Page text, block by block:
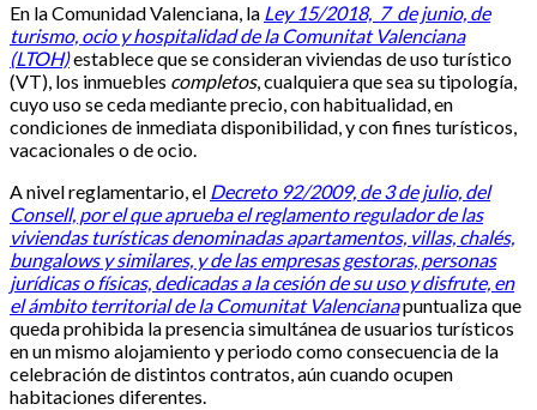
En la Comunidad Valenciana, la Ley 15/2018, 7 de junio, de
turismo, ocio y hospitalidad de la Comunitat Valenciana
(LTOH)establece que se consideran viviendas de uso turístico
(VT), los inmuebles completos, cualquiera que sea su tipología,
cuyo uso se ceda mediante precio, con habitualidad, en
condiciones de inmediata disponibilidad, y con fines turísticos,
vacacionales o de ocio.
A nivel reglamentario, el Decreto 92/2009, de 3 de julio, del
Consell, por el que aprueba el reglamento regulador de las
viviendas turísticas denominadas apartamentos, villas, chalés,
bungalows y similares, y de las empresas gestoras, personas
jurídicas o físicas, dedicadas a la cesión de su uso y disfrute, en
el ámbito territorial de la Comunitat Valencianapuntualiza que
queda prohibida la presencia simultánea de usuarios turísticos
en un mismo alojamiento y periodo como consecuencia de la
celebración de distintos contratos, aún cuando ocupen
habitaciones diferentes.